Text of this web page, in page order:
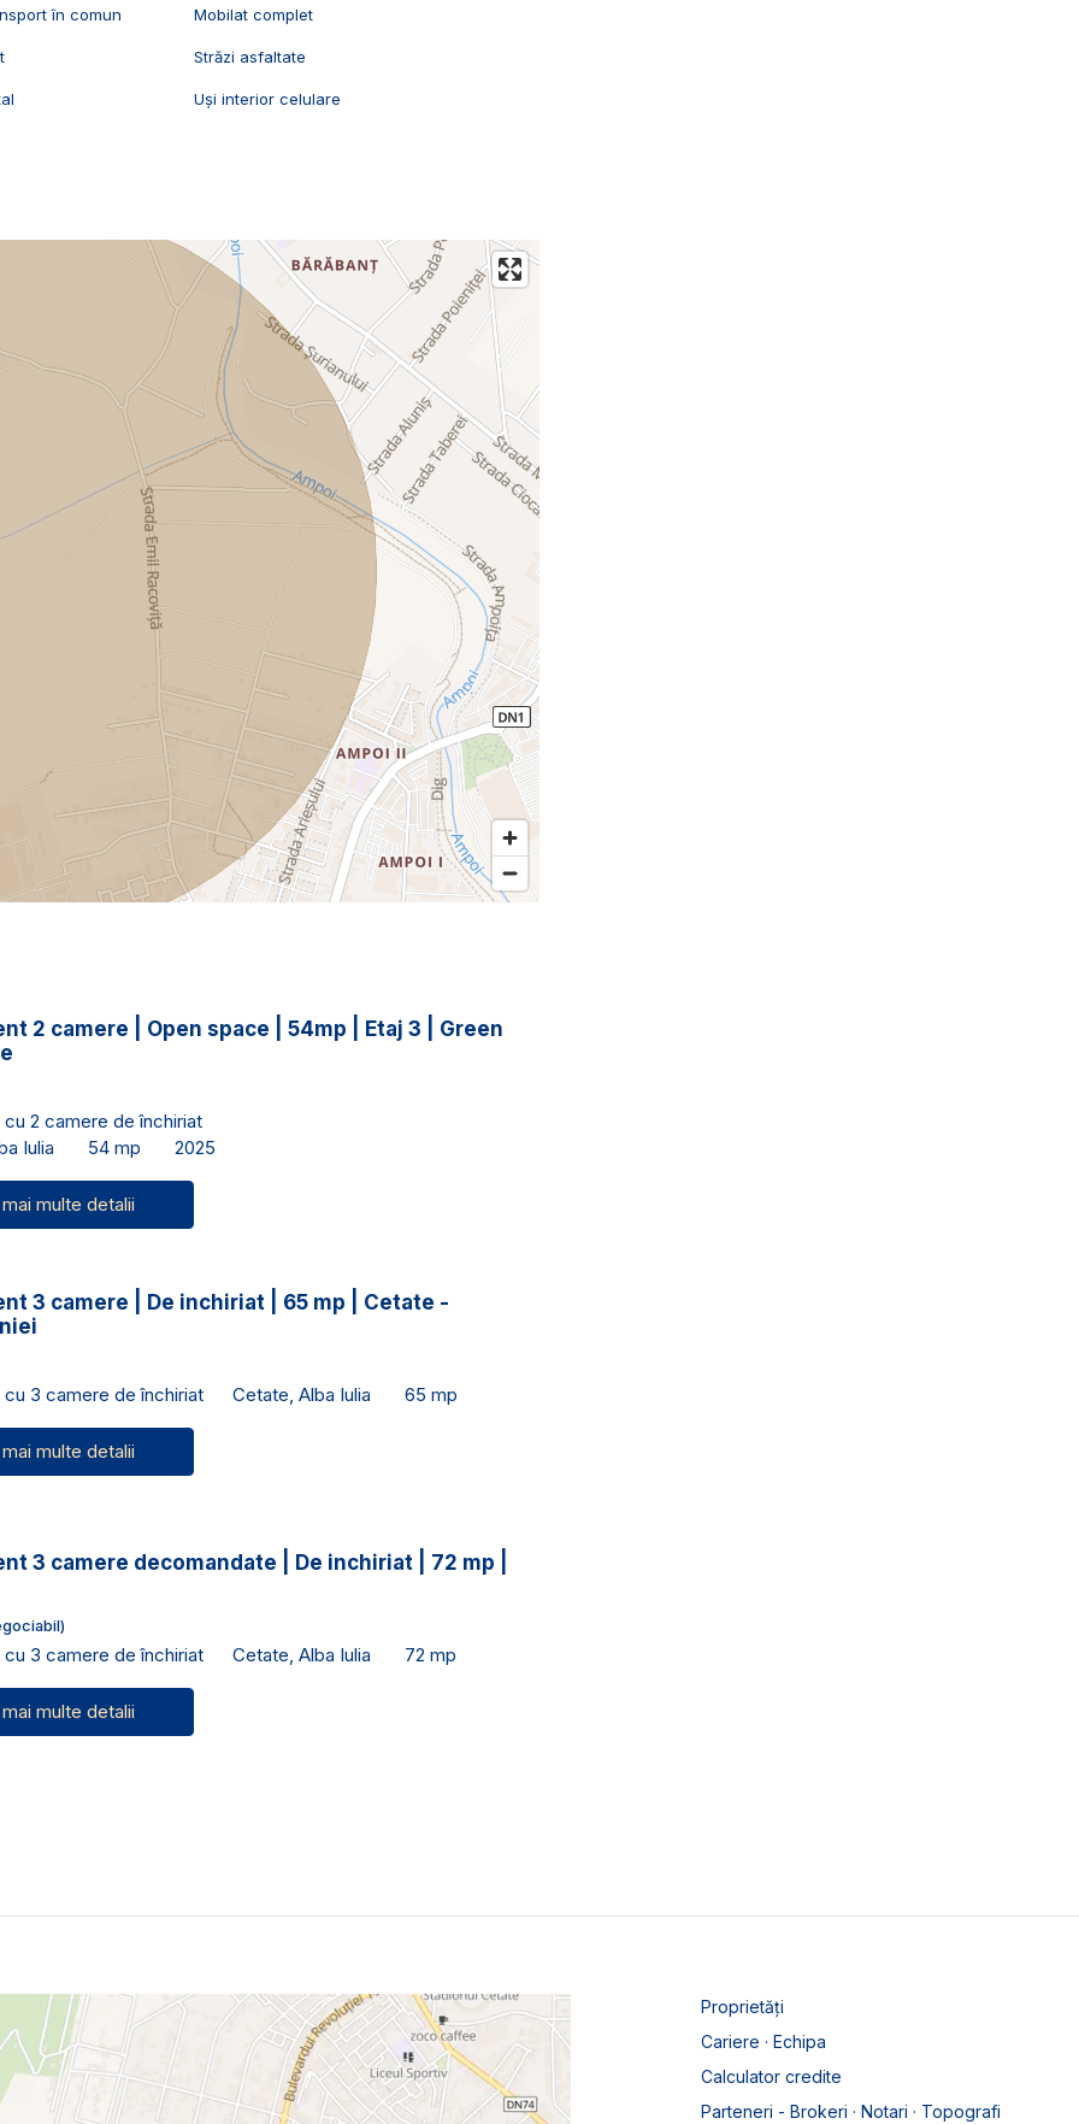
în comun Mobilat complet
Străzi asfaltate
Uși interior celulare
2 camere | Open space | 54mp | Etaj 3 | Green
2 camere de închiriat
Iulia
54 mp 2025
multe detalii
3 camere | De inchiriat | 65 mp | Cetate -
3 camere de închiriat Cetate, Alba Iulia 65 mp
multe detalii
3 camere decomandate | De inchiriat | 72 mp |
3 camere de închiriat Cetate, Alba Iulia 72 mp
multe detalii
Proprietăți
Cariere · Echipa
Calculator credite
Parteneri - Brokeri · Notari · Topografi